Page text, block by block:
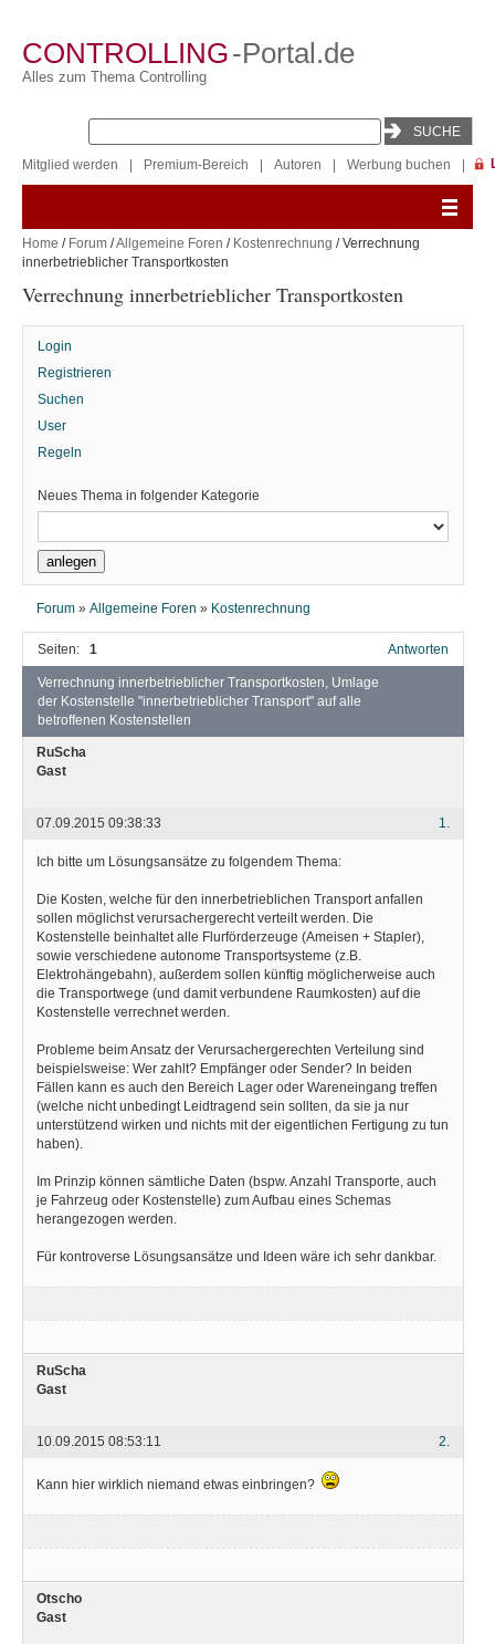
CONTROLLING-Portal.de
Alles zum Thema Controlling
Mitglied werden Premium-Bereich Autoren Werbung buchen
Home / Forum /Allgemeine Foren / Kostenrechnung / Verrechnung
innerbetrieblicher Transportkosten
Verrechnung innerbetrieblicher Transportkosten
Login
Registrieren
Suchen
User
Regeln
Neues Thema in folgender Kategorie
Forum »Allgemeine Foren » Kostenrechnung
Seiten: 1 Antworten
Verrechnung innerbetrieblicher Transportkosten, Umlage
der Kostenstelle "innerbetrieblicher Transport" auf alle
betroffenen Kostenstellen
RuScha
Gast
1.
07.09.2015 09:38:33
Ich bitte um Lösungsansätze zu folgendem Thema:
Die Kosten, welche für den innerbetrieblichen Transport anfallen
sollen möglichst verursachergerecht verteilt werden. Die
Kostenstelle beinhaltet alle Flurförderzeuge (Ameisen + Stapler),
sowie verschiedene autonome Transportsysteme (z.B.
Elektrohängebahn), außerdem sollen künftig möglicherweise auch
die Transportwege (und damit verbundene Raumkosten) auf die
Kostenstelle verrechnet werden.
Probleme beim Ansatz der Verursachergerechten Verteilung sind
beispielsweise: Wer zahlt? Empfänger oder Sender? In beiden
Fällen kann es auch den Bereich Lager oder Wareneingang treffen
(welche nicht unbedingt Leidtragend sein sollten, da sie ja nur
unterstützend wirken und nichts mit der eigentlichen Fertigung zu tun
haben).
Im Prinzip können sämtliche Daten (bspw. Anzahl Transporte, auch
je Fahrzeug oder Kostenstelle) zum Aufbau eines Schemas
herangezogen werden.
Für kontroverse Lösungsansätze und Ideen wäre ich sehr dankbar.
RuScha
Gast
2.
10.09.2015 08:53:11
Kann hier wirklich niemand etwas einbringen?
Otscho
Gast